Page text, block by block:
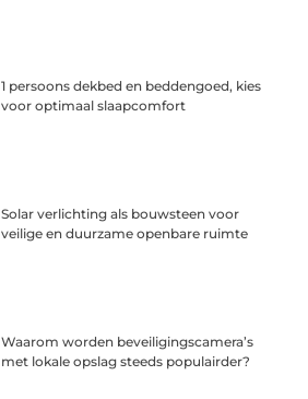
1 persoons dekbed en beddengoed, kies
voor optimaal slaapcomfort
Solar verlichting als bouwsteen voor
veilige en duurzame openbare ruimte
Waarom worden beveiligingscamera’s
met lokale opslag steeds populairder?